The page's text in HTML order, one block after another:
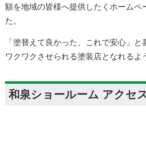
額を地域の皆様へ提供したくホームペ
た。
「塗替えて良かった、これで安心」と
ワクワクさせられる塗装店となれるよ
和泉ショールーム アクセ